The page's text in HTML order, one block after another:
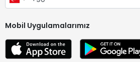
Mobil Uygulamalarımız